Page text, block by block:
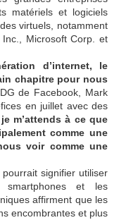
matériels et logiciels
virtuels, notamment
Microsoft Corp. et
d’internet, le
chapitre pour nous
de Facebook, Mark
en juillet avec des
m’attends à ce que
comme une
voir comme une
signifier utiliser
smartphones et les
affirment que les
encombrantes et plus